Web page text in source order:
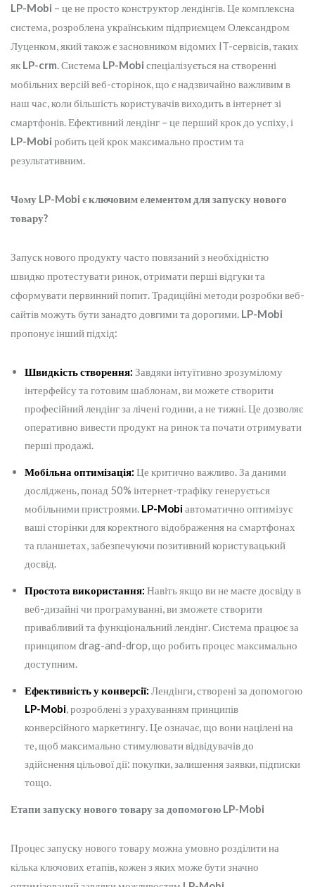
LP-Mobi – це не просто конструктор лендінгів. Це комплексна
система, розроблена українським підприємцем Олександром
Луценком, який також є засновником відомих IT-сервісів, таких
як LP-crm. Система LP-Mobi спеціалізується на створенні
мобільних версій веб-сторінок, що є надзвичайно важливим в
наш час, коли більшість користувачів виходить в інтернет зі
смартфонів. Ефективний лендінг – це перший крок до успіху, і
LP-Mobi робить цей крок максимально простим та
результативним.
Чому LP-Mobi є ключовим елементом для запуску нового
товару?
Запуск нового продукту часто повязаний з необхідністю
швидко протестувати ринок, отримати перші відгуки та
сформувати первинний попит. Традиційні методи розробки веб-
сайтів можуть бути занадто довгими та дорогими. LP-Mobi
пропонує інший підхід:
Швидкість створення: Завдяки інтуїтивно зрозумілому
інтерфейсу та готовим шаблонам, ви можете створити
професійний лендінг за лічені години, а не тижні. Це дозволяє
оперативно вивести продукт на ринок та почати отримувати
перші продажі.
Мобільна оптимізація: Це критично важливо. За даними
досліджень, понад 50% інтернет-трафіку генерується
мобільними пристроями. LP-Mobiавтоматично оптимізує
ваші сторінки для коректного відображення на смартфонах
та планшетах, забезпечуючи позитивний користувацький
досвід.
Простота використання: Навіть якщо ви не маєте досвіду в
веб-дизайні чи програмуванні, ви зможете створити
привабливий та функціональний лендінг. Система працює за
принципом drag-and-drop, що робить процес максимально
доступним.
Ефективність у конверсії: Лендінги, створені за допомогою
LP-Mobi, розроблені з урахуванням принципів
конверсійного маркетингу. Це означає, що вони націлені на
те, щоб максимально стимулювати відвідувачів до
здійснення цільової дії: покупки, залишення заявки, підписки
тощо.
Етапи запуску нового товару за допомогою LP-Mobi
Процес запуску нового товару можна умовно розділити на
кілька ключових етапів, кожен з яких може бути значно